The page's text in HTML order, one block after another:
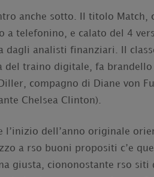
anche sotto. Il titolo Match,
a telefonino, e calato del 4
dagli analisti finanziari. Il
del traino digitale, fa
compagno di Diane von
Chelsea Clinton).
dell’anno originale
a rso buoni propositi c’e
giusta, ciononostante rso siti